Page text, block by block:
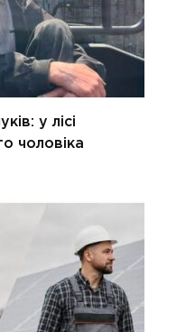
у лісі
чоловіка